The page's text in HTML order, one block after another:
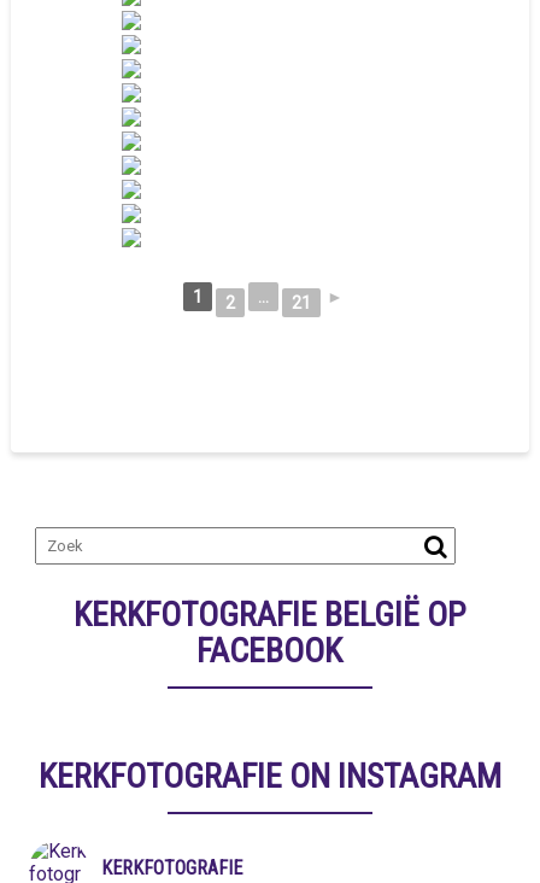
1 2 ... 21 ►
KERKFOTOGRAFIE BELGIË OP
FACEBOOK
KERKFOTOGRAFIE ON INSTAGRAM
KERKFOTOGRAFIE